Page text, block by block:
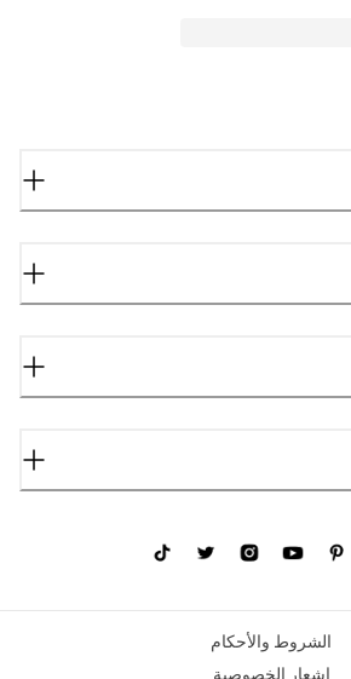
الشروط والأحكام
إشعار الخصوصية